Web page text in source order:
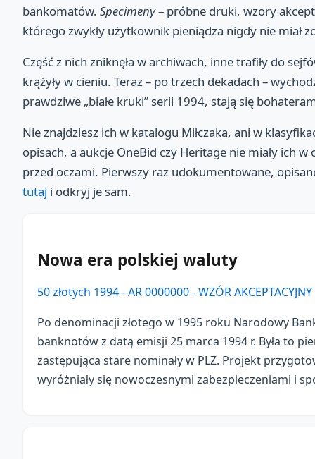
bankomatów. Specimeny– próbne druki, wzory
którego zwykły użytkownik pieniądza nigdy nie miał
Część z nich zniknęła w archiwach, inne trafiły do
krążyły w cieniu. Teraz – po trzech dekadach –
prawdziwe „białe kruki” serii 1994, stają się
Nie znajdziesz ich w katalogu Miłczaka, ani w
opisach, a aukcje OneBid czy Heritage nie miały ich
przed oczami. Pierwszy raz udokumentowane,
tutaj i odkryj je sam.
Nowa era polskiej waluty
50 złotych 1994 - AR 0000000 - WZÓR
Po denominacji złotego w 1995 roku Narodowy
banknotów z datą emisji 25 marca 1994 r. Była to
zastępująca stare nominały w PLZ. Projekt
wyróżniały się nowoczesnymi zabezpieczeniami i